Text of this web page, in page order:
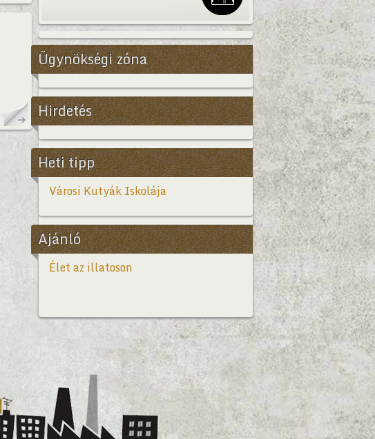
Ügynökségi zóna
Hirdetés
Heti tipp
Városi Kutyák Iskolája
Ajánló
Élet az illatoson